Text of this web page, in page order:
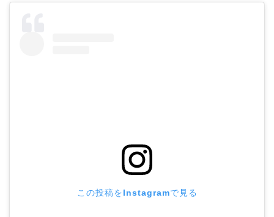
この投稿をInstagramで見る